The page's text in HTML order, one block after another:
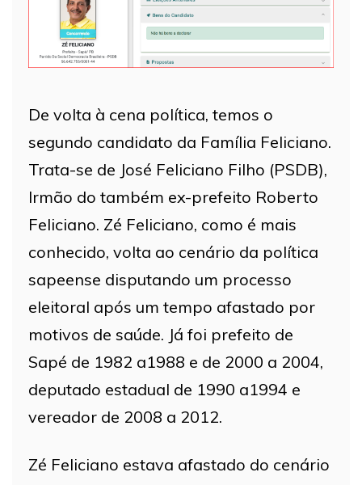
De volta à cena política, temos o
segundo candidato da Família Feliciano.
Trata-se de José Feliciano Filho (PSDB),
Irmão do também ex-prefeito Roberto
Feliciano. Zé Feliciano, como é mais
conhecido, volta ao cenário da política
sapeense disputando um processo
eleitoral após um tempo afastado por
motivos de saúde. Já foi prefeito de
Sapé de 1982 a1988 e de 2000 a 2004,
deputado estadual de 1990 a1994 e
vereador de 2008 a 2012.
Zé Feliciano estava afastado do cenário